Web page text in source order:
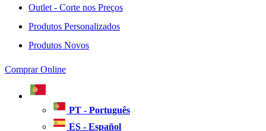
Outlet - Corte nos Preços
Produtos Personalizados
Produtos Novos
Comprar Online
PT - Português
ES - Español